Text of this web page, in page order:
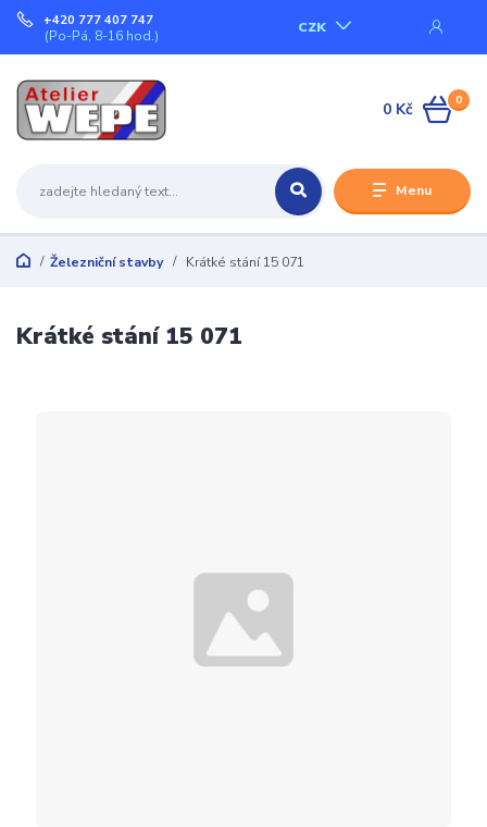
Menu
CZK
+420 777 407 747
(Po-Pá, 8-16 hod.)
0
0 Kč
Železniční stavby Krátké stání 15 071
Krátké stání 15 071